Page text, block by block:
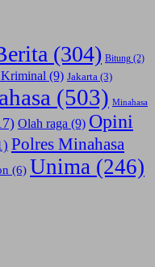
(304) Bitung (2)
(9) Jakarta (3)
(503) Minahasa
Olah raga (9) Opini
Polres Minahasa
(6) Unima (246)